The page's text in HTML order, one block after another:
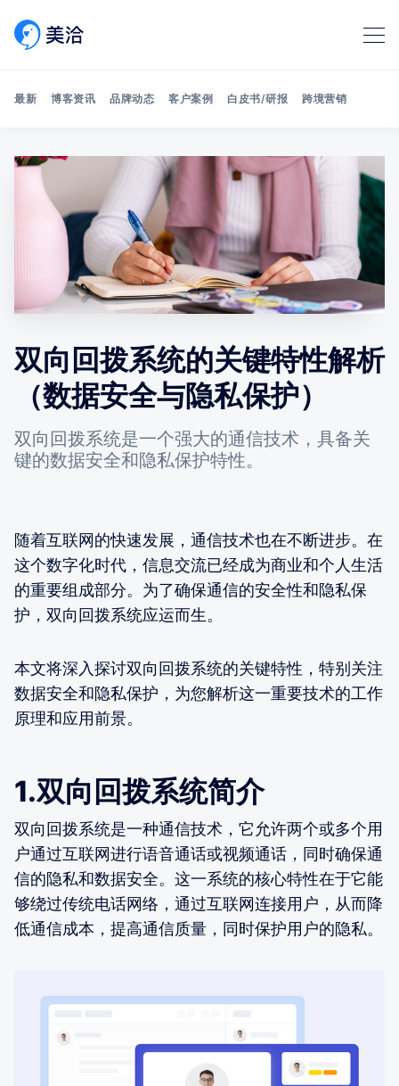
Search 美洽博客
最新 博客资讯 品牌动态 客户案例 白皮书/研报 跨境营销
双向回拨系统的关键特性解析
（数据安全与隐私保护）
双向回拨系统是一个强大的通信技术，具备关
键的数据安全和隐私保护特性。
随着互联网的快速发展，通信技术也在不断进步。在
这个数字化时代，信息交流已经成为商业和个人生活
的重要组成部分。为了确保通信的安全性和隐私保
护，双向回拨系统应运而生。
本文将深入探讨双向回拨系统的关键特性，特别关注
数据安全和隐私保护，为您解析这一重要技术的工作
原理和应用前景。
1.双向回拨系统简介
双向回拨系统是一种通信技术，它允许两个或多个用
户通过互联网进行语音通话或视频通话，同时确保通
信的隐私和数据安全。这一系统的核心特性在于它能
够绕过传统电话网络，通过互联网连接用户，从而降
低通信成本，提高通信质量，同时保护用户的隐私。